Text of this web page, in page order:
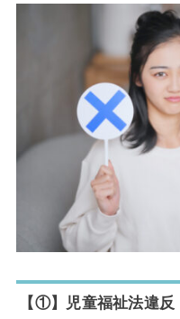
【①】児童福祉法違反